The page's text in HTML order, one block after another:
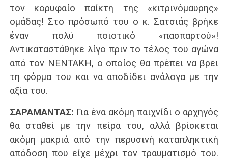
τον κορυφαίο παίκτη της «κιτρινόμαυρης»
ομάδας! Στο πρόσωπό του ο κ. Σατσιάς βρήκε
έναν πολύ ποιοτικό «πασπαρτού»!
Αντικαταστάθηκε λίγο πριν το τέλος του αγώνα
από τον ΝΕΝΤΑΚΗ, ο οποίος θα πρέπει να βρει
τη φόρμα του και να αποδίδει ανάλογα με την
αξία του.
ΣΑΡΑΜΑΝΤΑΣ: Για ένα ακόμη παιχνίδι ο αρχηγός
θα σταθεί με την πείρα του, αλλά βρίσκεται
ακόμη μακριά από την περυσινή καταπληκτική
απόδοση που είχε μέχρι τον τραυματισμό του.